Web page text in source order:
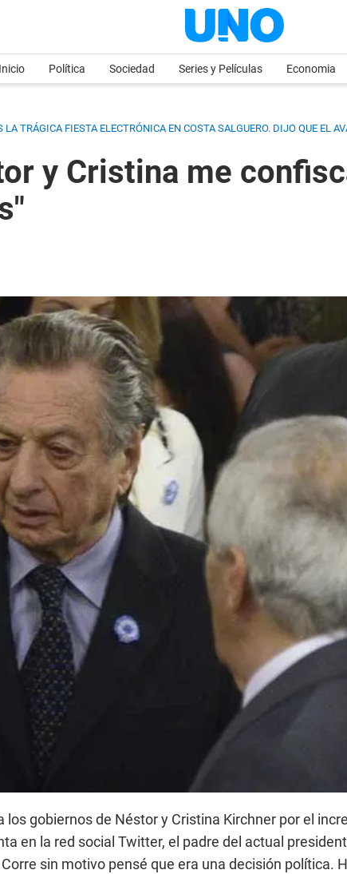
Inicio Política Sociedad Series y Películas Economia
TRÁGICA FIESTA ELECTRÓNICA EN COSTA SALGUERO. DIJO QUE EL
y Cristina me
gobiernos de Néstor y Cristina Kirchner por el
en la red social Twitter, el padre del actual
sin motivo pensé que era una decisión política.